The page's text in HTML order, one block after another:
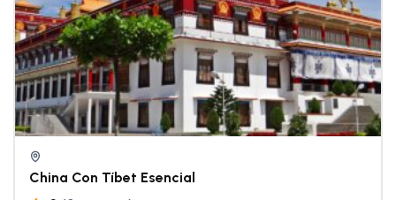
China Con Tíbet Esencial